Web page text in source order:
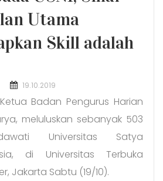
Utama
Skill adalah
POSTED
19.10.2019
Badan Pengurus Harian
meluluskan sebanyak 503
Universitas Satya
di Universitas Terbuka
Jakarta Sabtu (19/10).